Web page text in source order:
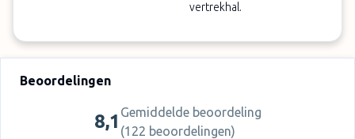
vertrekhal.
Beoordelingen
8,1 Gemiddelde beoordeling
(122 beoordelingen)